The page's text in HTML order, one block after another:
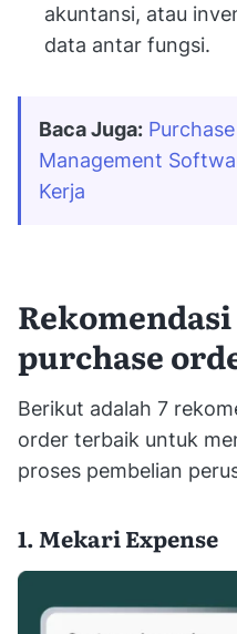
akuntansi, atau
data antar fungsi.
Baca Juga:
Management
Kerja
purchase
Berikut adalah 7
order terbaik untuk
proses pembelian
1. Mekari Expense